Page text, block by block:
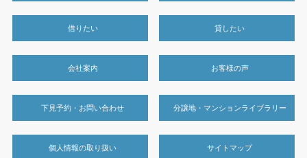
借りたい 貸したい
会社案内 お客様の声
下見予約・お問い合わせ 分譲地・マンションライブラリー
個人情報の取り扱い サイトマップ